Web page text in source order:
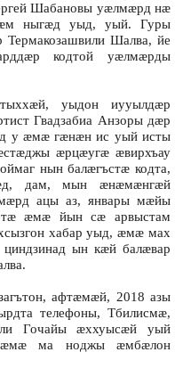
Шабановы уæлмæрд нæ
ныгæд уыд, уый. Гуры
Термакозашвили Шалва, йе
кодтой уæлмæрды
уыдон иууылдæр
Гвадзабиа Анзоры дæр
у æмæ гæнæн ис уый исты
æрцæугæ æвирхъау
нын балæгъстæ кодта,
дам, мын æнæмæнгæй
ацы аз, январы мæйы
æмæ йын сæ арвыстам
хабар уыд, æмæ мах
ын кæй балæвар
афтæмæй, 2018 азы
телефоны, Тбилисмæ,
Гочайы æххуысæй уый
æмæ ма ноджы æмбæлон